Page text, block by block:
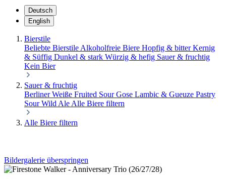
Deutsch
English
Bierstile
Beliebte Bierstile Alkoholfreie Biere Hopfig & bitterKernig
& Süffig Dunkel & stark Würzig & hefig Sauer & fruchtig
Kein Bier
Sauer & fruchtig
Berliner Weiße Fruited SourGose Lambic & Gueuze Pastry
SourWild Ale Alle Biere filtern
Alle Biere filtern
Bildergalerie überspringen